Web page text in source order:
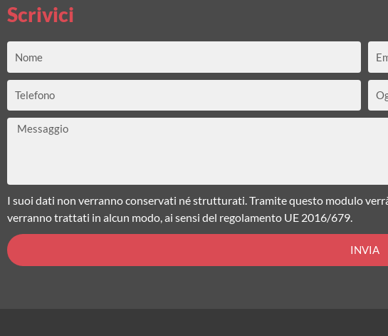
Scrivici
Messaggio
I suoi dati non verranno conservati né strutturati. Tramite questo modulo
verranno trattati in alcun modo, ai sensi del regolamento UE 2016/679.
INVIA